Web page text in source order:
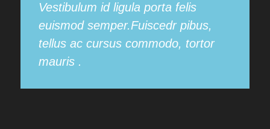
Vestibulum id ligula porta felis
euismod semper.Fuiscedr pibus,
tellus ac cursus commodo, tortor
mauris .